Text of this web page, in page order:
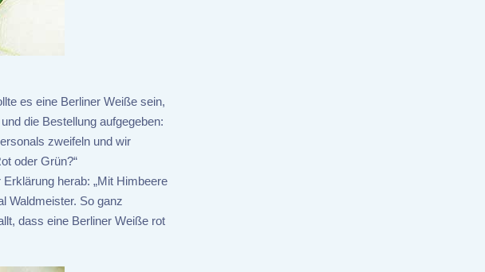
es eine Berliner Weiße sein,
die Bestellung aufgegeben:
zweifeln und wir
oder Grün?“
herab: „Mit Himbeere
Waldmeister. So ganz
dass eine Berliner Weiße rot